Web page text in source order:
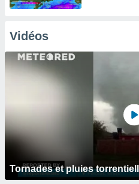
Vidéos
Tornades et pluies